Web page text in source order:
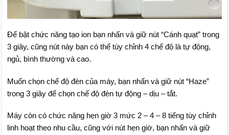
Để bật chức năng tạo ion bạn nhấn và giữ nút “Cánh quạt” trong
3 giây, cũng nút này bạn có thể tùy chỉnh 4 chế độ là tự động,
ngủ, bình thường và cao.
Muốn chọn chế độ đèn của máy, bạn nhấn và giữ nút “Haze”
trong 3 giây để chọn chế độ đèn tự động – dịu – tắt.
Máy còn có chức năng hẹn giờ 3 mức 2 – 4 – 8 tiếng tùy chỉnh
linh hoạt theo nhu cầu, cũng với nút hẹn giờ, bạn nhấn và giữ